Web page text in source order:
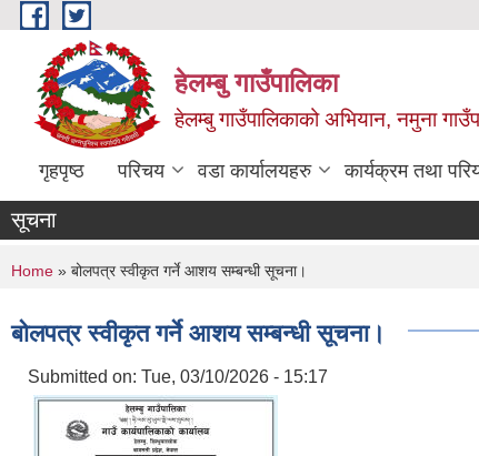
Skip to main content
हेलम्बु गाउँपालिका
हेलम्बु गाउँपालिकाको अभियान, नमुना
गृहपृष्ठ परिचय वडा कार्यालयहरु कार्यक्रम तथा
सूचना
You are here
Home » बोलपत्र स्वीकृत गर्ने आशय सम्बन्धी सूचना।
बोलपत्र स्वीकृत गर्ने आशय सम्बन्धी सूचना।
Submitted on: Tue, 03/10/2026 - 15:17